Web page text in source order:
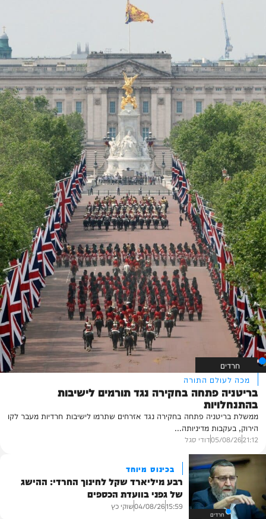
חרדים
בכינוס מיוחד
רבע מיליארד שקל לחינוך החרדי: ההישג
של גפני בוועדת הכספים
15:59
04/08/26שוקי כץ
חרדים
מכה לעולם התורה
בריטניה פתחה בחקירה נגד תורמים לישיבות
בהתנחלויות
ממשלת בריטניה פתחה בחקירה נגד אזרחים שתרמו לישיבות חרדיות מעבר לקו
הירוק, בעקבות מדיניותה...
21:12
05/08/26דודי סגל